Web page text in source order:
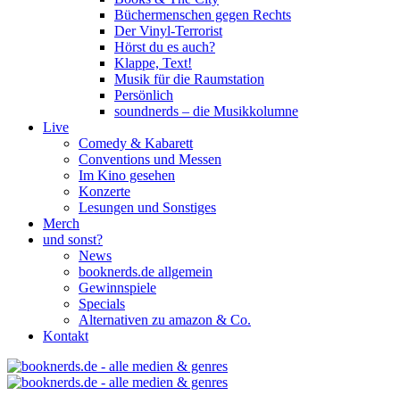
Büchermenschen gegen Rechts
Der Vinyl-Terrorist
Hörst du es auch?
Klappe, Text!
Musik für die Raumstation
Persönlich
soundnerds – die Musikkolumne
Live
Comedy & Kabarett
Conventions und Messen
Im Kino gesehen
Konzerte
Lesungen und Sonstiges
Merch
und sonst?
News
booknerds.de allgemein
Gewinnspiele
Specials
Alternativen zu amazon & Co.
Kontakt